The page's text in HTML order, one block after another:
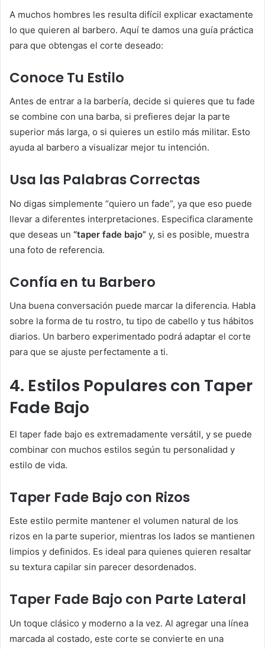
A muchos hombres les resulta difícil explicar exactamente
lo que quieren al barbero. Aquí te damos una guía práctica
para que obtengas el corte deseado:
Conoce Tu Estilo
Antes de entrar a la barbería, decide si quieres que tu fade
se combine con una barba, si prefieres dejar la parte
superior más larga, o si quieres un estilo más militar. Esto
ayuda al barbero a visualizar mejor tu intención.
Usa las Palabras Correctas
No digas simplemente “quiero un fade”, ya que eso puede
llevar a diferentes interpretaciones. Especifica claramente
que deseas un “taper fade bajo” y, si es posible, muestra
una foto de referencia.
Confía en tu Barbero
Una buena conversación puede marcar la diferencia. Habla
sobre la forma de tu rostro, tu tipo de cabello y tus hábitos
diarios. Un barbero experimentado podrá adaptar el corte
para que se ajuste perfectamente a ti.
4. Estilos Populares con Taper
Fade Bajo
El taper fade bajo es extremadamente versátil, y se puede
combinar con muchos estilos según tu personalidad y
estilo de vida.
Taper Fade Bajo con Rizos
Este estilo permite mantener el volumen natural de los
rizos en la parte superior, mientras los lados se mantienen
limpios y definidos. Es ideal para quienes quieren resaltar
su textura capilar sin parecer desordenados.
Taper Fade Bajo con Parte Lateral
Un toque clásico y moderno a la vez. Al agregar una línea
marcada al costado, este corte se convierte en una